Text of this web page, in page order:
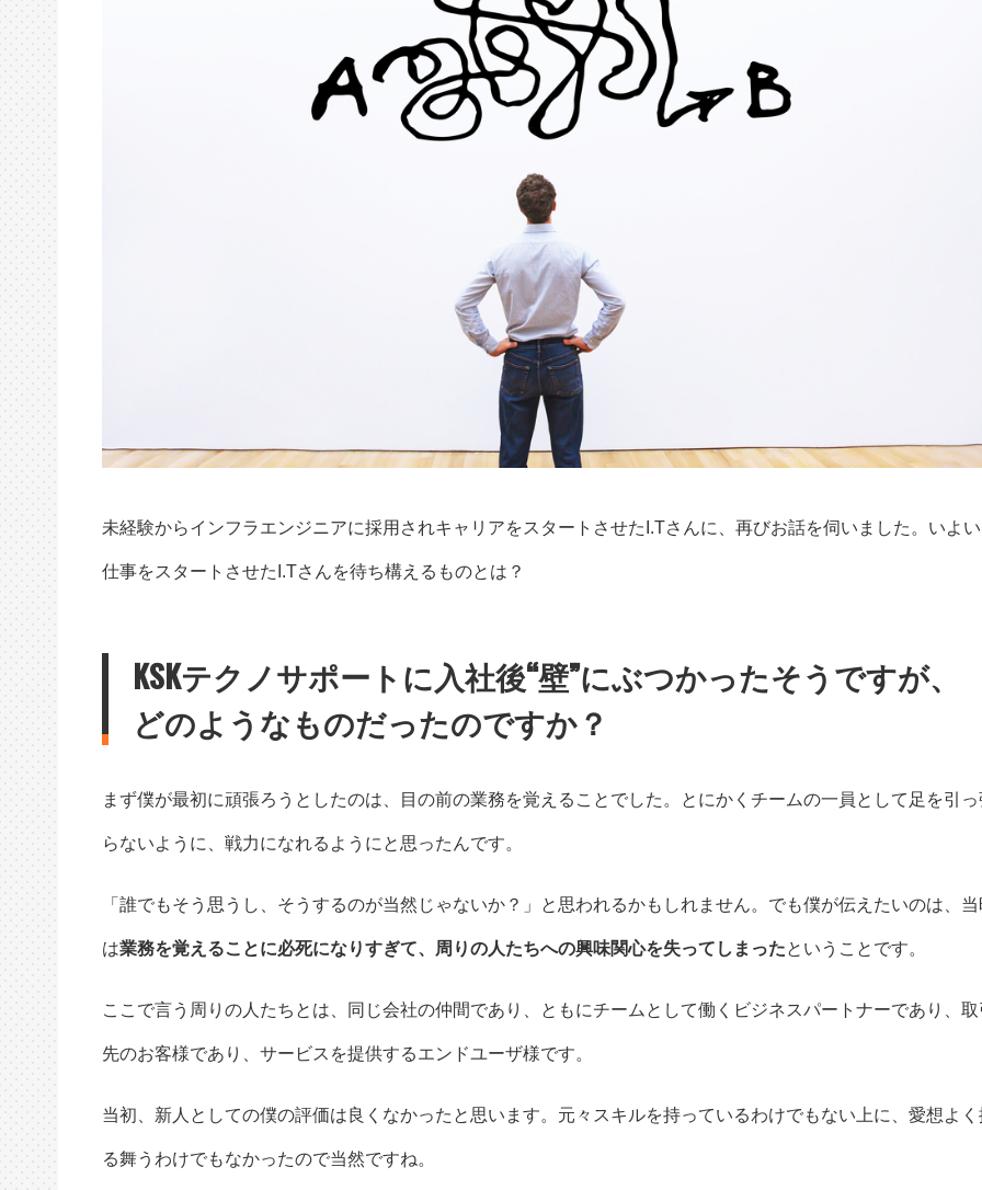
未経験からインフラエンジニアに採用されキャリアをスタートさせたI.Tさんに、再びお話を伺いました。いよ
仕事をスタートさせたI.Tさんを待ち構えるものとは？
KSKテクノサポートに入社後“壁”にぶつかったそうですが、
どのようなものだったのですか？
まず僕が最初に頑張ろうとしたのは、目の前の業務を覚えることでした。とにかくチームの一員として足を引っ
らないように、戦力になれるようにと思ったんです。
「誰でもそう思うし、そうするのが当然じゃないか？」と思われるかもしれません。でも僕が伝えたいのは、当
は業務を覚えることに必死になりすぎて、周りの人たちへの興味関心を失ってしまったということです。
ここで言う周りの人たちとは、同じ会社の仲間であり、ともにチームとして働くビジネスパートナーであり、取
先のお客様であり、サービスを提供するエンドユーザ様です。
当初、新人としての僕の評価は良くなかったと思います。元々スキルを持っているわけでもない上に、愛想よく
る舞うわけでもなかったので当然ですね。